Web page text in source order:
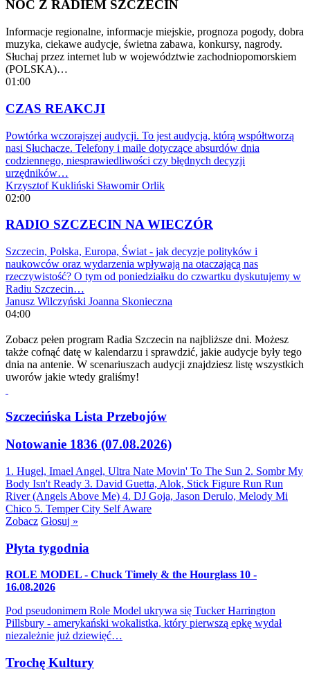
NOC Z RADIEM SZCZECIN
Informacje regionalne, informacje miejskie, prognoza pogody, dobra
muzyka, ciekawe audycje, świetna zabawa, konkursy, nagrody.
Słuchaj przez internet lub w województwie zachodniopomorskiem
(POLSKA)…
01:00
CZAS REAKCJI
Powtórka wczorajszej audycji. To jest audycja, którą współtworzą
nasi Słuchacze. Telefony i maile dotyczące absurdów dnia
codziennego, niesprawiedliwości czy błędnych decyzji
urzędników…
Krzysztof Kukliński Sławomir Orlik
02:00
RADIO SZCZECIN NA WIECZÓR
Szczecin, Polska, Europa, Świat - jak decyzje polityków i
naukowców oraz wydarzenia wpływają na otaczającą nas
rzeczywistość? O tym od poniedziałku do czwartku dyskutujemy w
Radiu Szczecin…
Janusz Wilczyński Joanna Skonieczna
04:00
Zobacz pełen program Radia Szczecin na najbliższe dni. Możesz
także cofnąć datę w kalendarzu i sprawdzić, jakie audycje były tego
dnia na antenie. W scenariuszach audycji znajdziesz listę wszystkich
uworów jakie wtedy graliśmy!
Szczecińska Lista Przebojów
Notowanie 1836 (07.08.2026)
1. Hugel, Imael Angel, Ultra Nate Movin' To The Sun 2. Sombr My
Body Isn't Ready 3. David Guetta, Alok, Stick Figure Run Run
River (Angels Above Me) 4. DJ Goja, Jason Derulo, Melody Mi
Chico 5. Temper City Self Aware
Zobacz Głosuj »
Płyta tygodnia
ROLE MODEL - Chuck Timely & the Hourglass 10 -
16.08.2026
Pod pseudonimem Role Model ukrywa się Tucker Harrington
Pillsbury - amerykański wokalistka, który pierwszą epkę wydał
niezależnie już dziewięć…
Trochę Kultury